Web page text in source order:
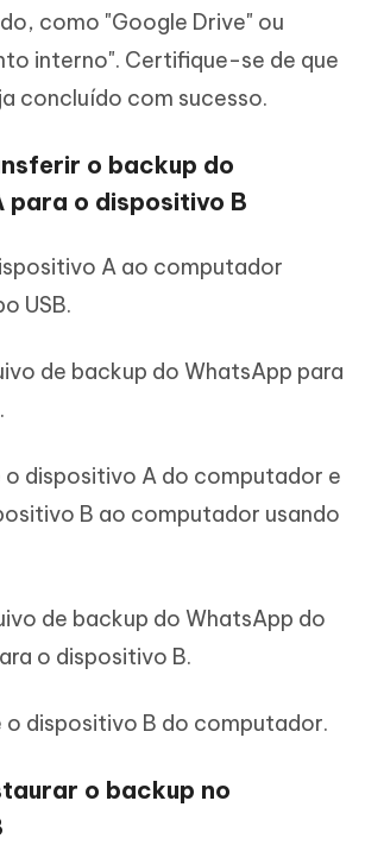
como "Google Drive" ou
interno". Certifique-se de que
concluído com sucesso.
o backup do
para o dispositivo B
A ao computador
USB.
de backup do WhatsApp para
dispositivo A do computador e
B ao computador usando
de backup do WhatsApp do
o dispositivo B.
dispositivo B do computador.
o backup no